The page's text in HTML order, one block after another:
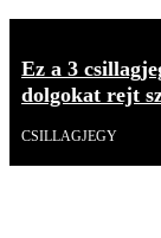
Ez a 3
dolgokat rejt
CSILLAGJEGY